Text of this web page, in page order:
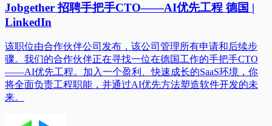
Jobgether 招聘手把手CTO——AI优先工程 德国 |
LinkedIn
该职位由合作伙伴公司发布，该公司管理所有申请和后续步
骤。我们的合作伙伴正在寻找一位在德国工作的手把手CTO
——AI优先工程。加入一个盈利、快速成长的SaaS环境，你
将全面负责工程职能，并通过AI优先方法塑造软件开发的未
来。